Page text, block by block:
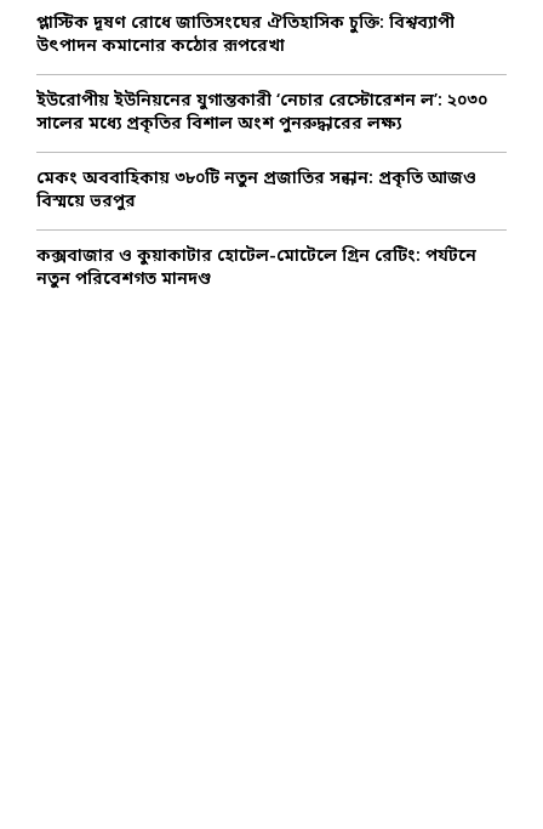
প্লাস্টিক দূষণ রোধে জাতিসংঘের ঐতিহাসিক চুক্তি: বিশ্বব্যাপী
উৎপাদন কমানোর কঠোর রূপরেখা
ইউরোপীয় ইউনিয়নের যুগান্তকারী ‘নেচার রেস্টোরেশন ল’: ২০৩০
সালের মধ্যে প্রকৃতির বিশাল অংশ পুনরুদ্ধারের লক্ষ্য
মেকং অববাহিকায় ৩৮০টি নতুন প্রজাতির সন্ধান: প্রকৃতি আজও
বিস্ময়ে ভরপুর
কক্সবাজার ও কুয়াকাটার হোটেল-মোটেলে গ্রিন রেটিং: পর্যটনে
নতুন পরিবেশগত মানদণ্ড